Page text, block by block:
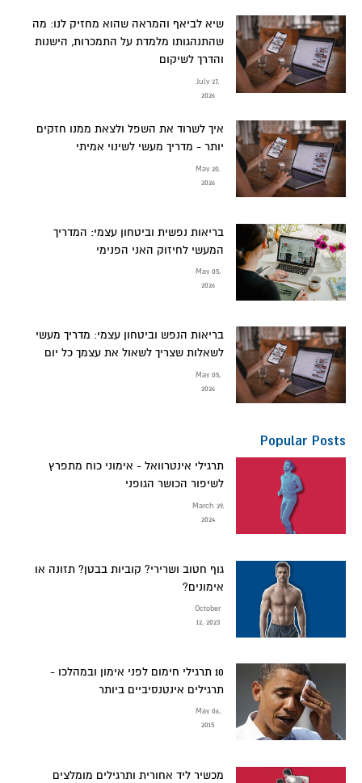
שיא לביאף והמראה שהוא מחזיק לנו: מה
שהתנהגותו מלמדת על התמכרות, הישנות
והדרך לשיקום
July 27,
2026
איך לשרוד את השפל ולצאת ממנו חזקים
יותר - מדריך מעשי לשינוי אמיתי
May 20,
2026
בריאות נפשית וביטחון עצמי: המדריך
המעשי לחיזוק האני הפנימי
May 05,
2026
בריאות הנפש וביטחון עצמי: מדריך מעשי
לשאלות שצריך לשאול את עצמך כל יום
May 05,
2026
Popular Posts
תרגילי אינטרוואל - אימוני כוח מתפרץ
לשיפור הכושר הגופני
March 29,
2024
גוף חטוב ושרירי? קוביות בבטן? תזונה או
אימונים?
October
12, 2023
10 תרגילי חימום לפני אימון ובמהלכו -
תרגילים אינטנסיביים ביותר
May 06,
2015
מכשיר ליד אחורית ותרגילים מומלצים